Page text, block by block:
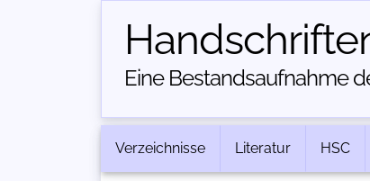
Eine Bestandsaufnahme
Verzeichnisse Literatur HSC